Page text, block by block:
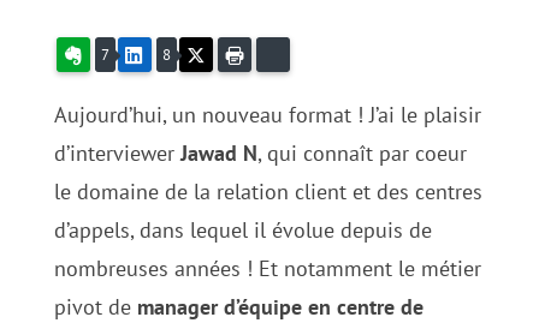
Evernote
7 LinkedIn
8
Aujourd’hui, un nouveau format ! J’ai le plaisir
d’interviewerJawad N, qui connaît par coeur
le domaine de la relation client et des centres
d’appels, dans lequel il évolue depuis de
nombreuses années ! Et notamment le métier
pivot de manager d’équipe en centre de